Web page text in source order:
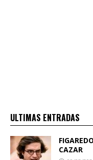
ULTIMAS ENTRADAS
CAZAR